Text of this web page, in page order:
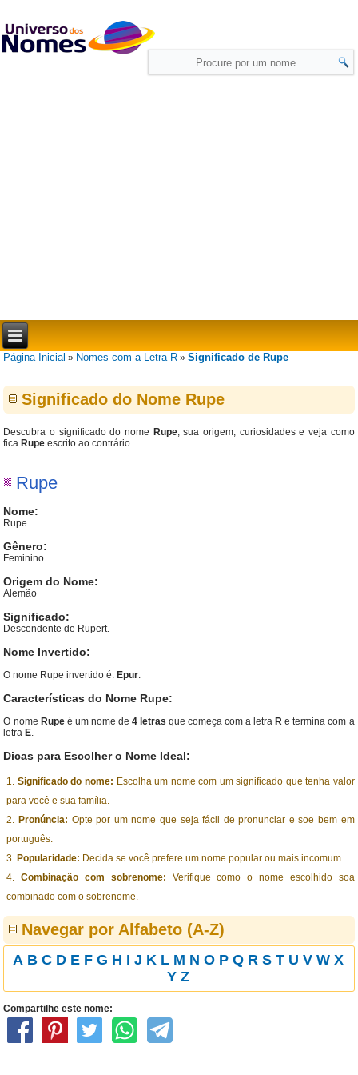
Página Inicial » Nomes com a Letra R »Significado de Rupe
Significado do Nome Rupe
Descubra o significado do nome Rupe, sua origem, curiosidades e veja como
fica Rupe escrito ao contrário.
Rupe
Nome:
Rupe
Gênero:
Feminino
Origem do Nome:
Alemão
Significado:
Descendente de Rupert.
Nome Invertido:
O nome Rupe invertido é: Epur.
Características do Nome Rupe:
O nome Rupeé um nome de 4 letras que começa com a letra R e termina com a
letra E.
Dicas para Escolher o Nome Ideal:
Significado do nome: Escolha um nome com um significado que tenha valor
para você e sua família.
Pronúncia: Opte por um nome que seja fácil de pronunciar e soe bem em
português.
Popularidade: Decida se você prefere um nome popular ou mais incomum.
Combinação com sobrenome: Verifique como o nome escolhido soa
combinado com o sobrenome.
Navegar por Alfabeto (A-Z)
A B C D E F G H I J K L M N O P Q R S T U V W X
Y Z
Compartilhe este nome: